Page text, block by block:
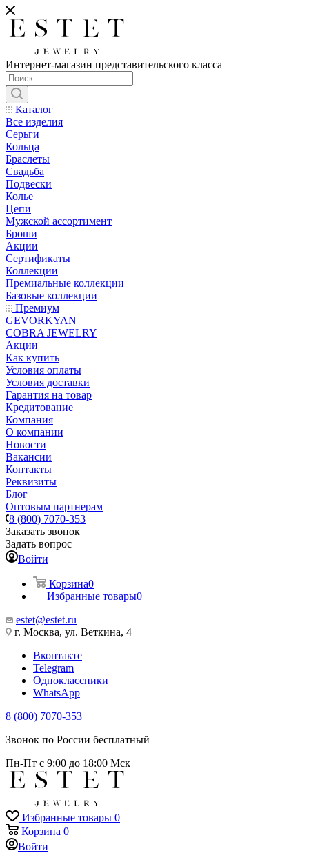
Интернет-магазин представительского класса
Каталог
Все изделия
Серьги
Кольца
Браслеты
Свадьба
Подвески
Колье
Цепи
Мужской ассортимент
Броши
Акции
Сертификаты
Коллекции
Премиальные коллекции
Базовые коллекции
Премиум
GEVORKYAN
COBRA JEWELRY
Акции
Как купить
Условия оплаты
Условия доставки
Гарантия на товар
Кредитование
Компания
О компании
Новости
Вакансии
Контакты
Реквизиты
Блог
Оптовым партнерам
8 (800) 7070-353
Заказать звонок
Задать вопрос
Войти
Корзина0
Избранные товары0
estet@estet.ru
г. Москва, ул. Веткина, 4
Вконтакте
Telegram
Одноклассники
WhatsApp
8 (800) 7070-353
Звонок по России бесплатный
Пн-Пт с 9:00 до 18:00 Мск
Избранные товары 0
Корзина 0
Войти